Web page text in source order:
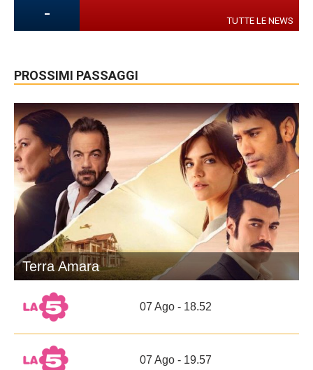
- TUTTE LE NEWS
PROSSIMI PASSAGGI
Terra Amara
07 Ago - 18.52
07 Ago - 19.57